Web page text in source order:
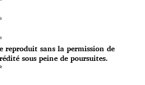
sans la permission de
sous peine de poursuites.